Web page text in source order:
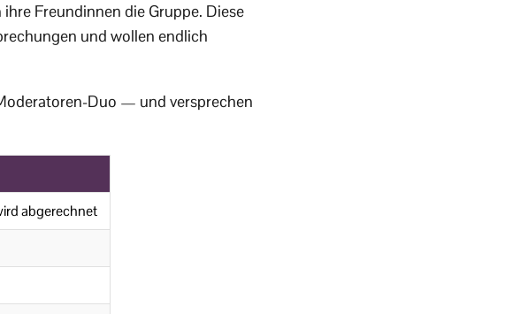
Freundinnen die Gruppe. Diese
und wollen endlich
Duo — und versprechen
abgerechnet